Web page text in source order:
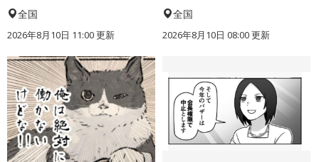
全国
2026年8月10日 11:00更新
全国
2026年8月10日 08:00更新